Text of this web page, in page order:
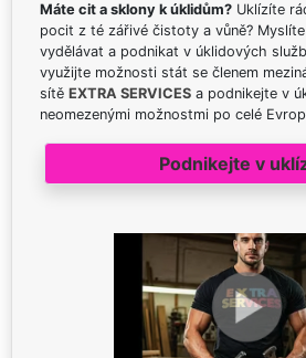
Máte cit a sklony k úklidům? Uklízíte
pocit z té zářivé čistoty a vůně?
vydělávat a podnikat v úklidových
využijte možnosti stát se členem
sítě EXTRA SERVICES a podnikejte v
neomezenými možnostmi po celé
Podnikejte v